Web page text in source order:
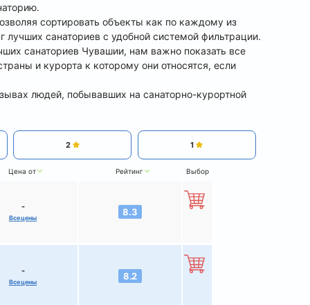
сортировать объекты как по каждому из
санаториев с удобной системой фильтрации.
санаториев Чувашии, нам важно показать все
и курорта к которому они относятся, если
людей, побывавших на санаторно-курортной
2 1
Цена от Рейтинг Выбор
-
Все цены
8.3
-
Все цены
8.2